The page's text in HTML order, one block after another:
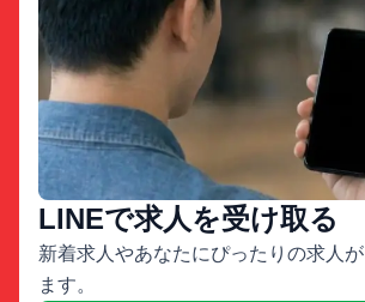
LINEで求人を受け取る
新着求人やあなたにぴったりの求人
ます。